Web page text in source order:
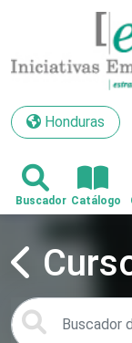
Honduras
Honduras